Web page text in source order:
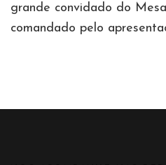
grande convidado do
comandado pelo